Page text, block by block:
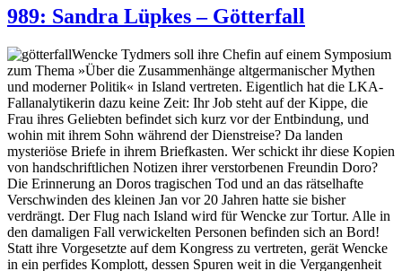
Ragnar
Jonasson
Todesnacht
989: Sandra Lüpkes – Götterfall
Wencke Tydmers soll ihre Chefin auf einem Symposium
zum Thema »Über die Zusammenhänge altgermanischer Mythen
und moderner Politik« in Island vertreten. Eigentlich hat die LKA-
Fallanalytikerin dazu keine Zeit: Ihr Job steht auf der Kippe, die
Frau ihres Geliebten befindet sich kurz vor der Entbindung, und
wohin mit ihrem Sohn während der Dienstreise? Da landen
mysteriöse Briefe in ihrem Briefkasten. Wer schickt ihr diese Kopien
von handschriftlichen Notizen ihrer verstorbenen Freundin Doro?
Die Erinnerung an Doros tragischen Tod und an das rätselhafte
Verschwinden des kleinen Jan vor 20 Jahren hatte sie bisher
verdrängt. Der Flug nach Island wird für Wencke zur Tortur. Alle in
den damaligen Fall verwickelten Personen befinden sich an Bord!
Statt ihre Vorgesetzte auf dem Kongress zu vertreten, gerät Wencke
in ein perfides Komplott, dessen Spuren weit in die Vergangenheit